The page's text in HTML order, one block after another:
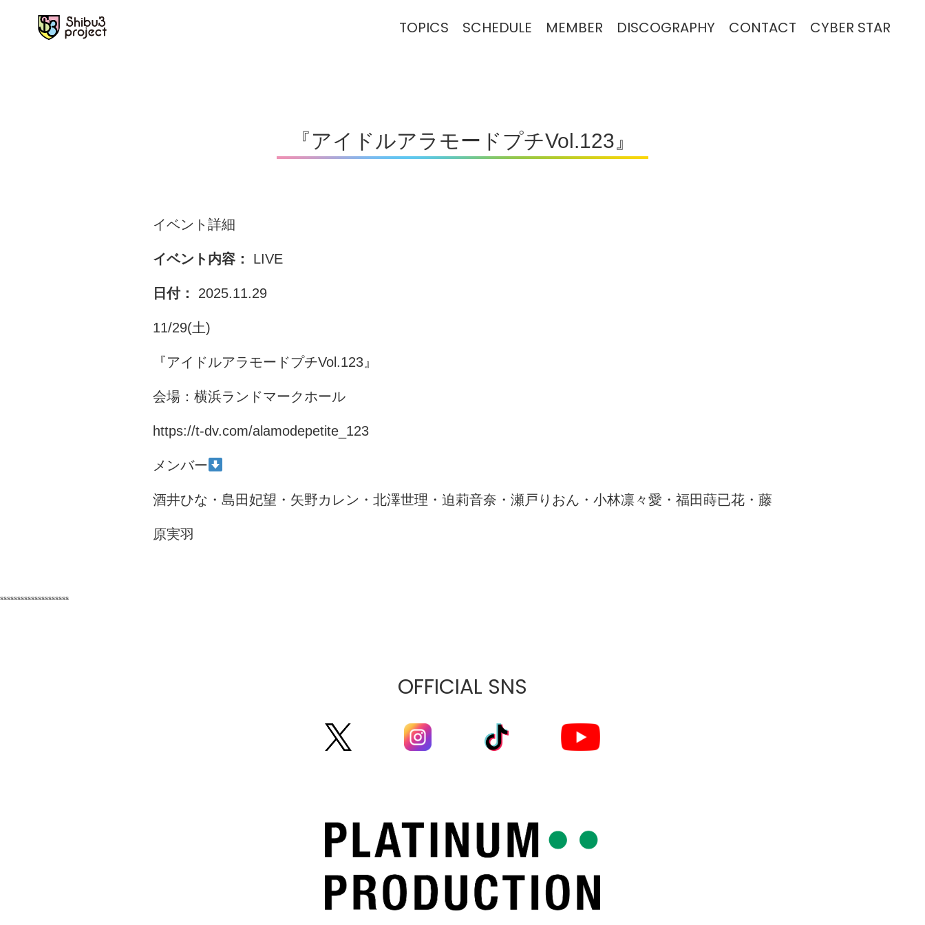
TOPICS SCHEDULE MEMBER DISCOGRAPHY CONTACT CYBER STAR
『アイドルアラモードプチVol.123』
イベント詳細
イベント内容： LIVE
日付： 2025.11.29
11/29(土)
『アイドルアラモードプチVol.123』
会場：横浜ランドマークホール
https://t-dv.com/alamodepetite_123
メンバー
酒井ひな・島田妃望・矢野カレン・北澤世理・迫莉音奈・瀬戸りおん・小林凛々愛・福田蒔已花・藤
原実羽
ssssssssssssssssssss
OFFICIAL SNS